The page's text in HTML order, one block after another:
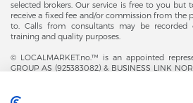
selected brokers. Our service is free to you but
receive a fixed fee and/or commission from the
to. Calls from consultants may be recorded
training and quality purposes.
© LOCALMARKET.no.™ is an appointed
GROUP AS (925383082) & BUSINESS LINK
Brønnøysundregistrene. Financial & Insurance
and subject to limited regulation by the